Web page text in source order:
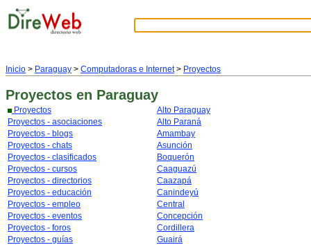
Inicio > Paraguay > Computadoras e Internet> Proyectos
Proyectos en Paraguay
Proyectos
Proyectos - asociaciones
Proyectos - blogs
Proyectos - chats
Proyectos - clasificados
Proyectos - cursos
Proyectos - directorios
Proyectos - educación
Proyectos - empleo
Proyectos - eventos
Proyectos - foros
Proyectos - guías
Alto Paraguay
Alto Paraná
Amambay
Asunción
Boquerón
Caaguazú
Caazapá
Canindeyú
Central
Concepción
Cordillera
Guairá